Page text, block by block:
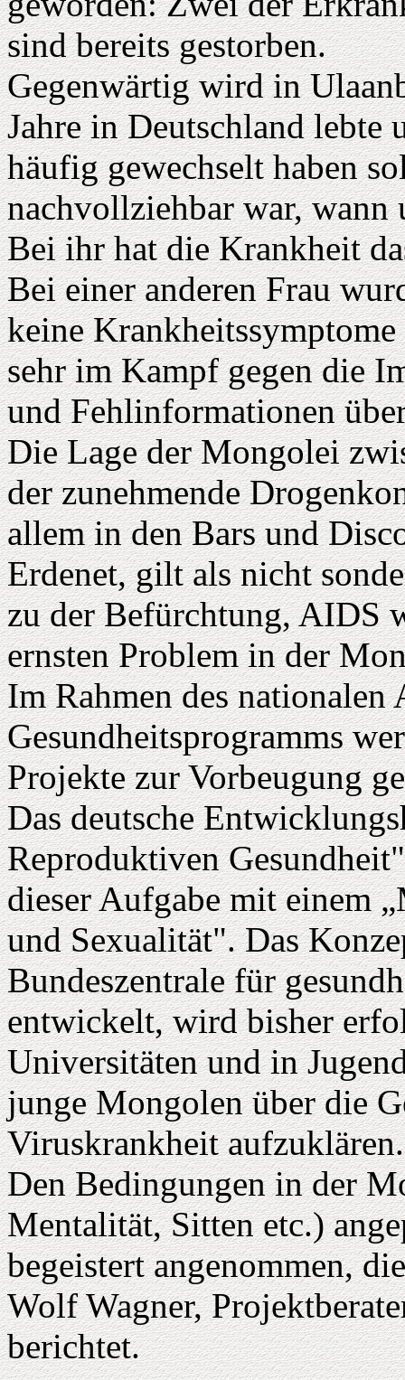
sind bereits gestorben.
Gegenwärtig wird in
Jahre in Deutschland lebte
häufig gewechselt haben
nachvollziehbar war, wann
Bei ihr hat die Krankheit
Bei einer anderen Frau
keine
sehr im Kampf gegen die
und Fehlinformationen
Die Lage der Mongolei
der zunehmende
allem in den Bars und
Erdenet, gilt als nicht
zu der Befürchtung, AIDS
ernsten Problem in der
Im Rahmen des
Gesundheitsprogramms
Projekte zur Vorbeugung
Das deutsche
Reproduktiven
dieser Aufgabe mit einem
und Sexualität". Das
Bundeszentrale für
entwickelt, wird bisher
Universitäten und in
junge Mongolen über die
Viruskrankheit aufzuklären.
Den Bedingungen in der
Mentalität, Sitten etc.)
begeistert angenommen,
Wolf Wagner,
berichtet.